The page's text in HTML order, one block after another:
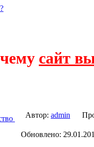
сайт
Автор: admin
Обновлено: